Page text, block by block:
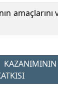
amaçlarını